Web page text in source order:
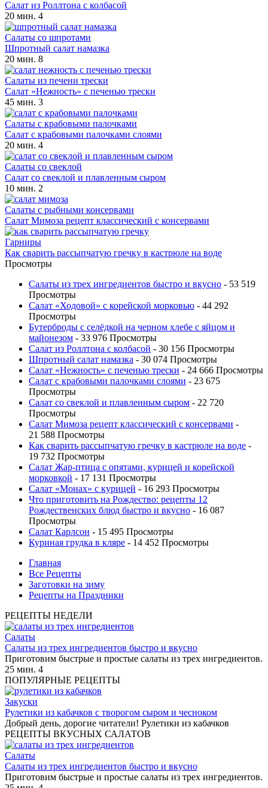
Салат из Роллтона с колбасой
20 мин. 4
Салаты со шпротами
Шпротный салат намазка
20 мин. 8
Салаты из печени трески
Салат «Нежность» с печенью трески
45 мин. 3
Салаты с крабовыми палочками
Салат с крабовыми палочками слоями
20 мин. 4
Салаты со свеклой
Салат со свеклой и плавленным сыром
10 мин. 2
Салаты с рыбными консервами
Салат Мимоза рецепт классический с консервами
Гарниры
Как сварить рассыпчатую гречку в кастрюле на воде
Просмотры
Салаты из трех ингредиентов быстро и вкусно - 53 519
Просмотры
Салат «Ходовой» с корейской морковью - 44 292
Просмотры
Бутерброды с селёдкой на черном хлебе с яйцом и
майонезом - 33 976 Просмотры
Салат из Роллтона с колбасой - 30 156 Просмотры
Шпротный салат намазка - 30 074 Просмотры
Салат «Нежность» с печенью трески - 24 666 Просмотры
Салат с крабовыми палочками слоями - 23 675
Просмотры
Салат со свеклой и плавленным сыром - 22 720
Просмотры
Салат Мимоза рецепт классический с консервами -
21 588 Просмотры
Как сварить рассыпчатую гречку в кастрюле на воде -
19 732 Просмотры
Салат Жар-птица с опятами, курицей и корейской
морковкой - 17 131 Просмотры
Салат «Монах» с курицей - 16 293 Просмотры
Что приготовить на Рождество: рецепты 12
Рождественских блюд быстро и вкусно - 16 087
Просмотры
Салат Карлсон - 15 495 Просмотры
Куриная грудка в кляре - 14 452 Просмотры
Главная
Все Рецепты
Заготовки на зиму
Рецепты на Праздники
РЕЦЕПТЫ НЕДЕЛИ
Салаты
Салаты из трех ингредиентов быстро и вкусно
Приготовим быстрые и простые салаты из трех ингредиентов.
25 мин. 4
ПОПУЛЯРНЫЕ РЕЦЕПТЫ
Закуски
Рулетики из кабачков с творогом сыром и чесноком
Добрый день, дорогие читатели! Рулетики из кабачков
РЕЦЕПТЫ ВКУСНЫХ САЛАТОВ
Салаты
Салаты из трех ингредиентов быстро и вкусно
Приготовим быстрые и простые салаты из трех ингредиентов.